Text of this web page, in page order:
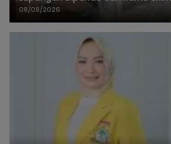
08/08/2026